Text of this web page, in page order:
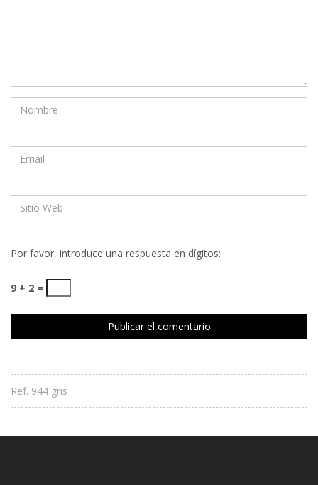
Por favor, introduce una respuesta en dígitos:
9 + 2 =
Ref. 944 gris